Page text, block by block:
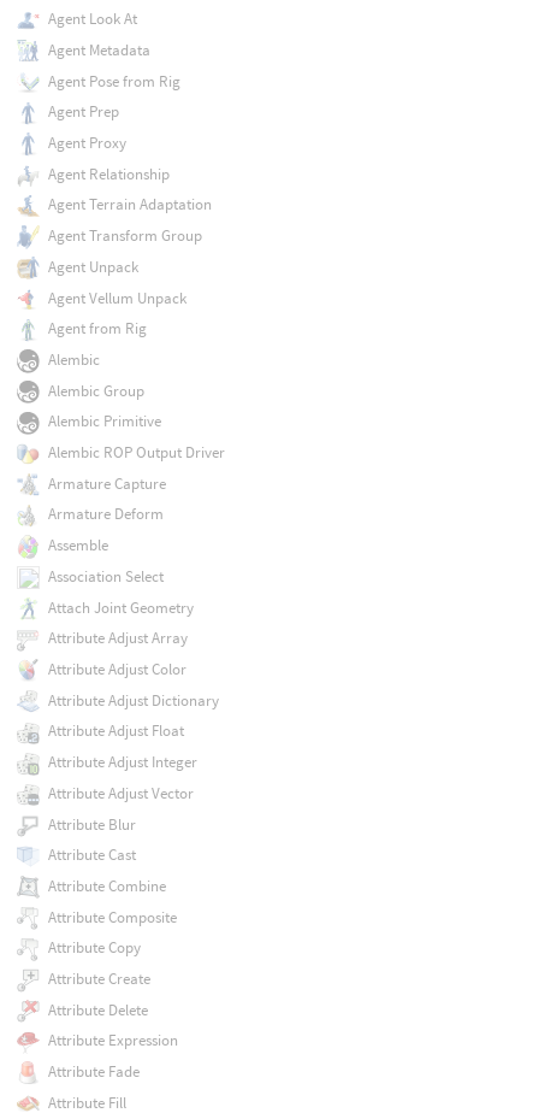
Agent Look At
Agent Metadata
Agent Pose from Rig
Agent Prep
Agent Proxy
Agent Relationship
Agent Terrain Adaptation
Agent Transform Group
Agent Unpack
Agent Vellum Unpack
Agent from Rig
Alembic
Alembic Group
Alembic Primitive
Alembic ROP Output Driver
Armature Capture
Armature Deform
Assemble
Association Select
Attach Joint Geometry
Attribute Adjust Array
Attribute Adjust Color
Attribute Adjust Dictionary
Attribute Adjust Float
Attribute Adjust Integer
Attribute Adjust Vector
Attribute Blur
Attribute Cast
Attribute Combine
Attribute Composite
Attribute Copy
Attribute Create
Attribute Delete
Attribute Expression
Attribute Fade
Attribute Fill